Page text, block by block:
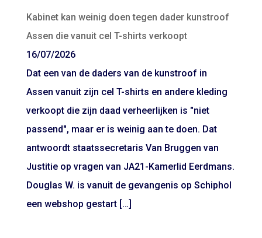
Kabinet kan weinig doen tegen dader kunstroof
Assen die vanuit cel T-shirts verkoopt
16/07/2026
Dat een van de daders van de kunstroof in
Assen vanuit zijn cel T-shirts en andere kleding
verkoopt die zijn daad verheerlijken is "niet
passend", maar er is weinig aan te doen. Dat
antwoordt staatssecretaris Van Bruggen van
Justitie op vragen van JA21-Kamerlid Eerdmans.
Douglas W. is vanuit de gevangenis op Schiphol
een webshop gestart […]